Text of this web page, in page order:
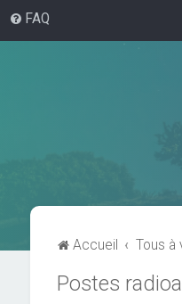
FAQ
Accueil Tous à
Postes